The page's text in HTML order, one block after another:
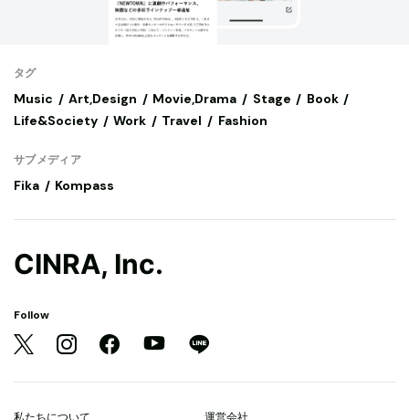
タグ
Music Art,Design Movie,Drama Stage
Book
Life&Society
Work Travel Fashion
サブメディア
Fika Kompass
CINRA, Inc.
Follow
私たちについて 運営会社